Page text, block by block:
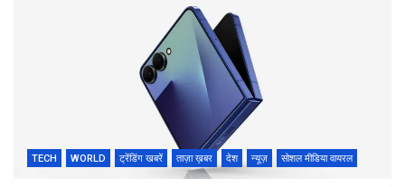
TECH WORLD ट्रेंडिंग खबरें ताज़ा ख़बर देश न्यूज़ सोशल मीडिया वायरल